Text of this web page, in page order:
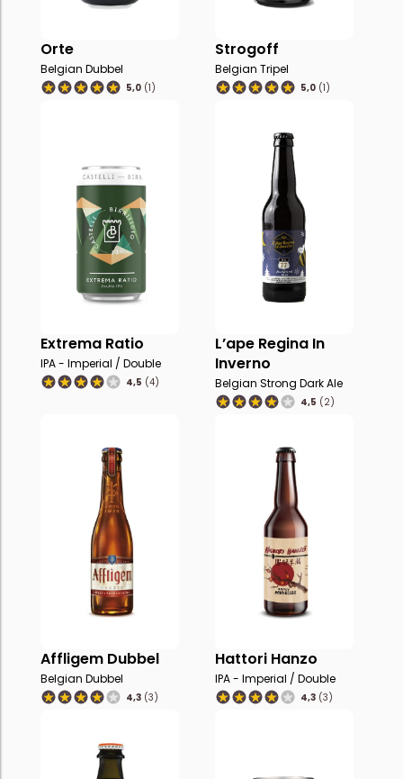
Orte
Belgian Dubbel
5,0 (1)
Strogoff
Belgian Tripel
5,0 (1)
Extrema Ratio
IPA - Imperial / Double
4,5 (4)
L’ape Regina In
Inverno
Belgian Strong Dark Ale
4,5 (2)
Affligem Dubbel
Belgian Dubbel
4,3 (3)
Hattori Hanzo
IPA - Imperial / Double
4,3 (3)